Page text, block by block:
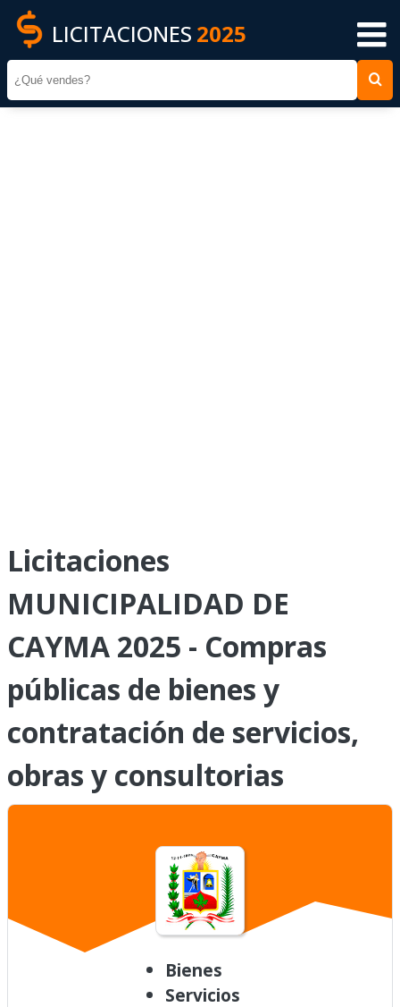
LICITACIONES 2025
Licitaciones
MUNICIPALIDAD DE
CAYMA 2025 - Compras
públicas de bienes y
contratación de servicios,
obras y consultorias
Bienes
Servicios